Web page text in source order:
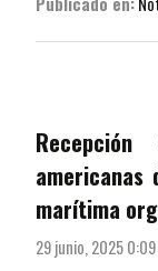
marítima
29 junio, 2025 0:09